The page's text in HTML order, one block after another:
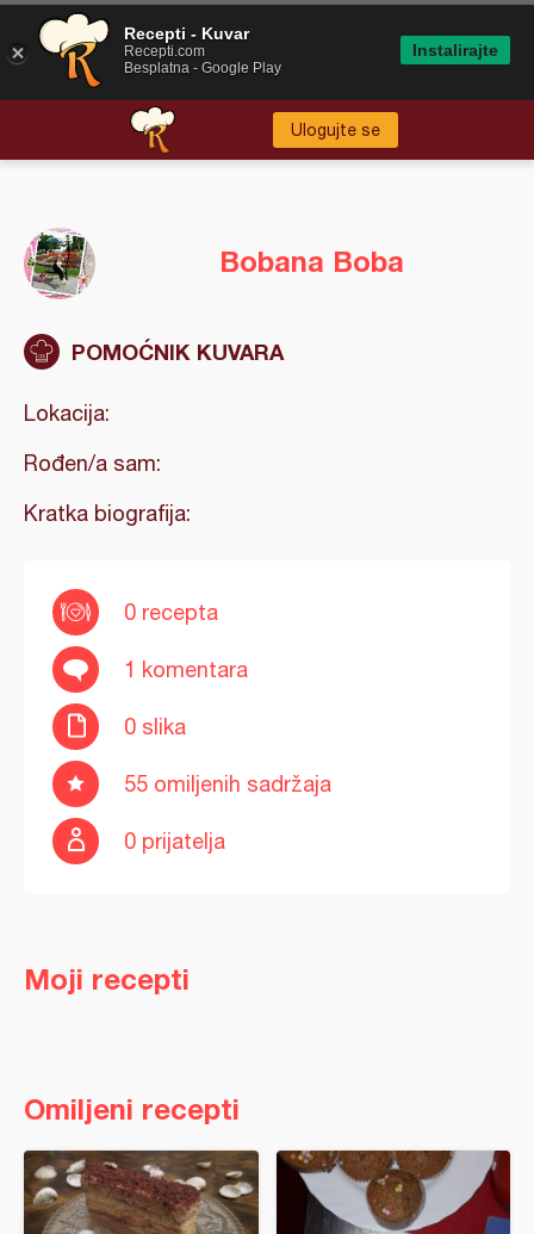
Ulogujte se
Bobana Boba
POMOĆNIK KUVARA
Lokacija:
Rođen/a sam:
Kratka biografija:
0 recepta
1 komentara
0 slika
55 omiljenih sadržaja
0 prijatelja
Moji recepti
Omiljeni recepti
Recepti - Kuvar
Recepti.com
Besplatna - Google Play
Instalirajte